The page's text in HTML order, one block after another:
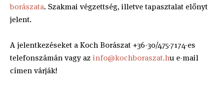
borászata. Szakmai végzettség, illetve tapasztalat előnyt
jelent.
A jelentkezéseket a Koch Borászat +36-30/475-7174-es
telefonszámán vagy az info@kochboraszat.hu e-mail
címen várják!